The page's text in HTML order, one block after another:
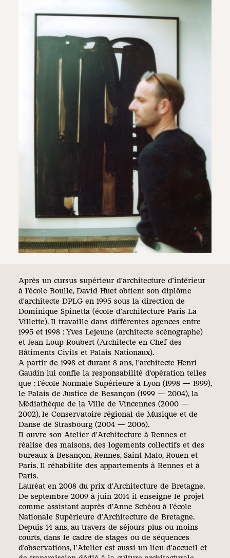
Après un cursus supérieur d’architecture d’intérieur
à l’école Boulle, David Huet obtient son diplôme
d’architecte DPLG en 1995 sous la direction de
Dominique Spinetta (école d’architecture Paris La
Villette). Il travaille dans différentes agences entre
1995 et 1998 : Yves Lejeune (architecte scénographe)
et Jean Loup Roubert (Architecte en Chef des
Bâtiments Civils et Palais Nationaux).
A partir de 1998 et durant 8 ans, l’architecte Henri
Gaudin lui confie la responsabilité d’opération telles
que : l’école Normale Supérieure à Lyon (1998 — 1999),
le Palais de Justice de Besançon (1999 — 2004), la
Médiathèque de la Ville de Vincennes (2000 —
2002), le Conservatoire régional de Musique et de
Danse de Strasbourg (2004 — 2006).
Il ouvre son Atelier d’Architecture à Rennes et
réalise des maisons, des logements collectifs et des
bureaux à Besançon, Rennes, Saint Malo, Rouen et
Paris. Il réhabilite des appartements à Rennes et à
Paris.
Lauréat en 2008 du prix d’Architecture de Bretagne.
De septembre 2009 à juin 2014 il enseigne le projet
comme assistant auprès d’Anne Schéou à l’école
Nationale Supérieure d’Architecture de Bretagne.
Depuis 14 ans, au travers de séjours plus ou moins
courts, dans le cadre de stages ou de séquences
d’observations, l’Atelier est aussi un lieu d’accueil et